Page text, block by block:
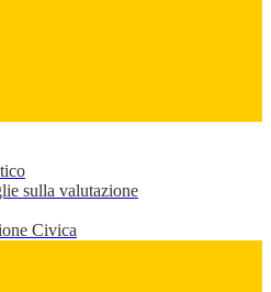
sulla valutazione
Civica